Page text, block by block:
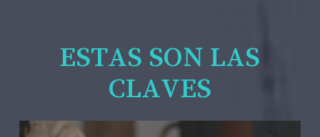
ESTAS SON LAS
CLAVES